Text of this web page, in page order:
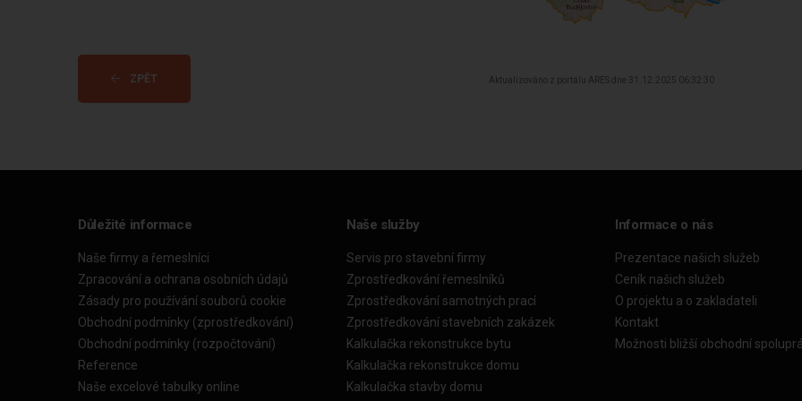
ZPĚT Aktualizováno z portálu ARES dne 31.12.2025 06:32:30
Důležité informace
Naše firmy a řemeslníci
Zpracování a ochrana osobních údajů
Zásady pro používání souborů cookie
Obchodní podmínky (zprostředkování)
Obchodní podmínky (rozpočtování)
Reference
Naše excelové tabulky online
Naše služby
Servis pro stavební firmy
Zprostředkování řemeslníků
Zprostředkování samotných prací
Zprostředkování stavebních zakázek
Kalkulačka rekonstrukce bytu
Kalkulačka rekonstrukce domu
Kalkulačka stavby domu
Informace o nás
Prezentace našich služeb
Ceník našich služeb
O projektu a o zakladateli
Kontakt
Možnosti bližší obchodní